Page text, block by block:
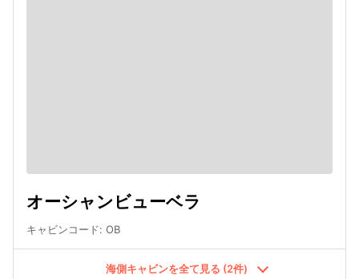
オーシャンビューベラ
キャビンコード: OB
海側キャビンを全て見る (2件)